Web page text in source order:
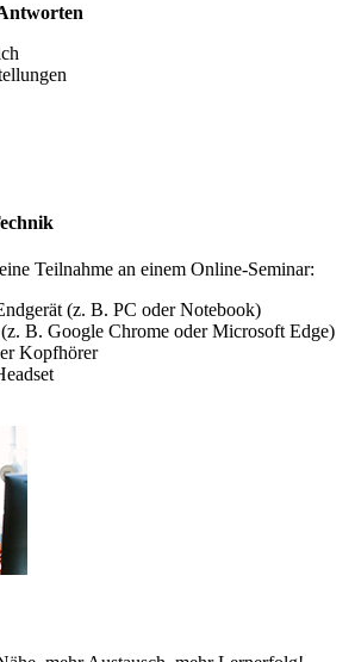
Teilnahme an einem Online-Seminar:
(z. B. PC oder Notebook)
B. Google Chrome oder Microsoft Edge)
Kopfhörer